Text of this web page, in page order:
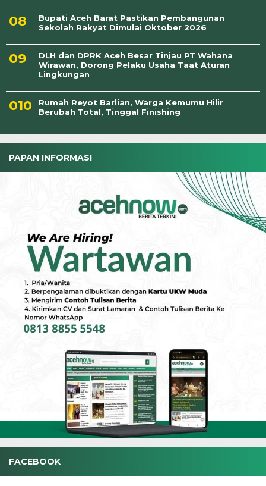
Bupati Aceh Barat Pastikan Pembangunan
Sekolah Rakyat Dimulai Oktober 2026
DLH dan DPRK Aceh Besar Tinjau PT Wahana
Wirawan, Dorong Pelaku Usaha Taat Aturan
Lingkungan
Rumah Reyot Barlian, Warga Kemumu Hilir
Berubah Total, Tinggal Finishing
PAPAN INFORMASI
FACEBOOK